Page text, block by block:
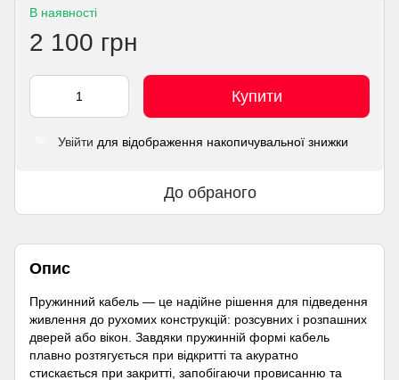
В наявності
2 100 грн
Купити
Увійти для відображення накопичувальної знижки
До обраного
Опис
Пружинний кабель — це надійне рішення для підведення
живлення до рухомих конструкцій: розсувних і розпашних
дверей або вікон. Завдяки пружинній формі кабель
плавно розтягується при відкритті та акуратно
стискається при закритті, запобігаючи провисанню та